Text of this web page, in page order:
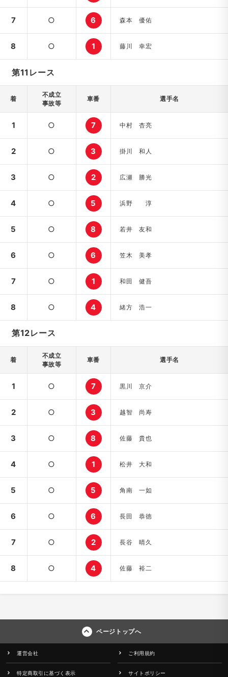
7 ○ 6 森本 優佑
8 ○ 1 藤川 幸宏
第11レース
着
不成立
事故等
車番 選手名
1 ○ 7 中村 杏亮
2 ○ 3 掛川 和人
3 ○ 2 広瀬 勝光
4 ○ 5 浜野 淳
5 ○ 8 若井 友和
6 ○ 6 笠木 美孝
7 ○ 1 和田 健吾
8 ○ 4 緒方 浩一
第12レース
着
不成立
事故等
車番 選手名
1 ○ 7 黒川 京介
2 ○ 3 越智 尚寿
3 ○ 8 佐藤 貴也
4 ○ 1 松井 大和
5 ○ 5 角南 一如
6 ○ 6 長田 恭徳
7 ○ 2 長谷 晴久
8 ○ 4 佐藤 裕二
ページトップへ
運営会社 ご利用規約
特定商取引に基づく表示 サイトポリシー